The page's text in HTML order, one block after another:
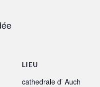
LIEU
cathedrale d’ Auch